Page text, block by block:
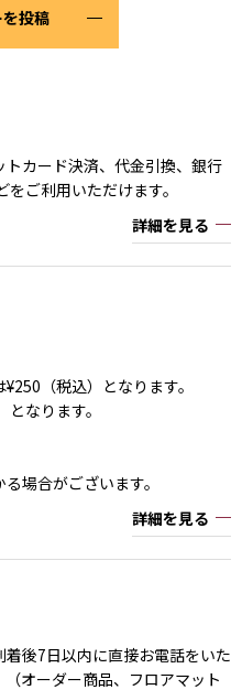
を投稿
カード決済、代金引換、銀行
ご利用いただけます。
詳細を見る
（税込）となります。
なります。
場合がございます。
詳細を見る
後7日以内に直接お電話をいた
オーダー商品、フロアマット